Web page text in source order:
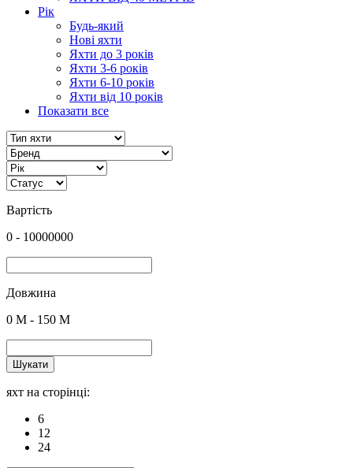
Рік
Будь-який
Нові яхти
Яхти до 3 років
Яхти 3-6 рокiв
Яхти 6-10 рокiв
Яхти від 10 років
Показати все
Вартість
0 - 10000000
Довжина
0 M - 150 M
Шукати
яхт на сторінці:
6
12
24